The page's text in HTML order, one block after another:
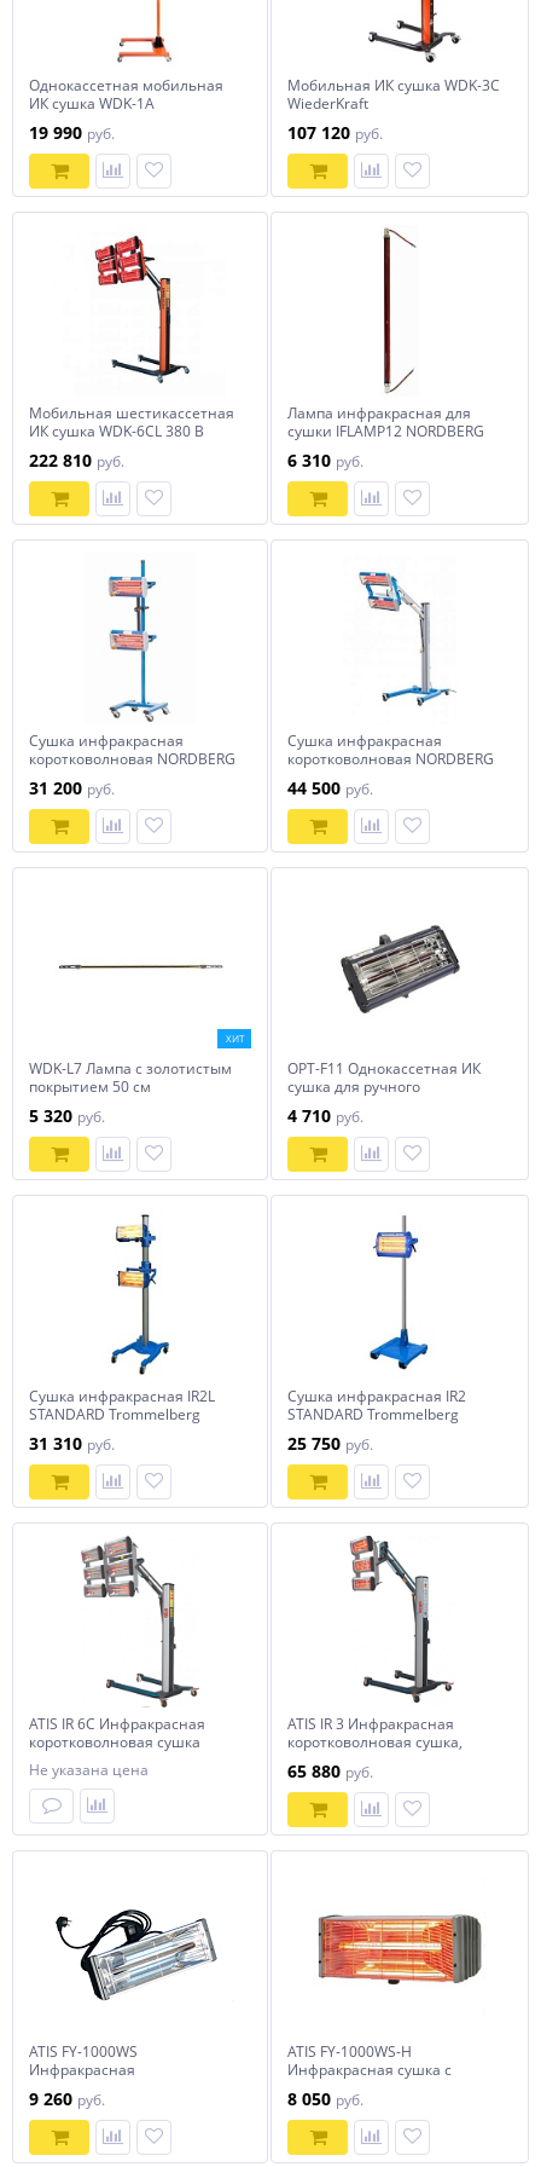
Однокассетная мобильная
ИК сушка WDK-1A
19 990 руб.
Мобильная ИК сушка WDK-3C
WiederKraft
107 120 руб.
Мобильная шестикассетная
ИК сушка WDK-6CL 380 В
222 810 руб.
Лампа инфракрасная для
сушки IFLAMP12 NORDBERG
6 310 руб.
Сушка инфракрасная
коротковолновая NORDBERG
31 200 руб.
Сушка инфракрасная
коротковолновая NORDBERG
44 500 руб.
ХИТ
WDK-L7 Лампа с золотистым
покрытием 50 см
5 320 руб.
OPT-F11 Однокассетная ИК
сушка для ручного
4 710 руб.
Сушка инфракрасная IR2L
STANDARD Trommelberg
31 310 руб.
Сушка инфракрасная IR2
STANDARD Trommelberg
25 750 руб.
ATIS IR 6C Инфракрасная
коротковолновая сушка
мощность
Не указана цена
ATIS IR 3 Инфракрасная
коротковолновая сушка,
65 880 руб.
ATIS FY-1000WS
Инфракрасная
мощность 1х1000Вт
9 260 руб.
ATIS FY-1000WS-H
Инфракрасная сушка с
8 050 руб.